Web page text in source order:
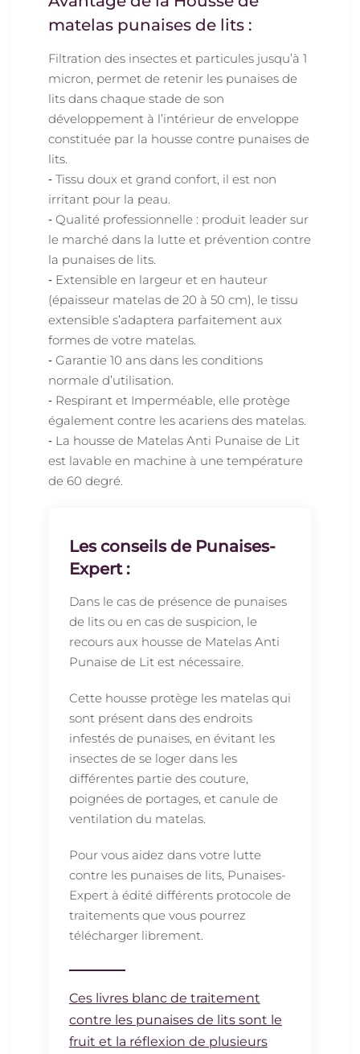
matelas punaises de lits :
Filtration des insectes et particules jusqu’à 1
micron, permet de retenir les punaises de
lits dans chaque stade de son
développement à l’intérieur de enveloppe
constituée par la housse contre punaises de
lits.
‐ Tissu doux et grand confort, il est non
irritant pour la peau.
‐ Qualité professionnelle : produit leader sur
le marché dans la lutte et prévention contre
la punaises de lits.
‐ Extensible en largeur et en hauteur
(épaisseur matelas de 20 à 50 cm), le tissu
extensible s’adaptera parfaitement aux
formes de votre matelas.
‐ Garantie 10 ans dans les conditions
normale d’utilisation.
‐ Respirant et Imperméable, elle protège
également contre les acariens des matelas.
‐ La housse de Matelas Anti Punaise de Lit
est lavable en machine à une température
de 60 degré.
Les conseils de Punaises-
Expert :
Dans le cas de présence de punaises
de lits ou en cas de suspicion, le
recours aux housse de Matelas Anti
Punaise de Lit est nécessaire.
Cette housse protège les matelas qui
sont présent dans des endroits
infestés de punaises, en évitant les
insectes de se loger dans les
différentes partie des couture,
poignées de portages, et canule de
ventilation du matelas.
Pour vous aidez dans votre lutte
contre les punaises de lits, Punaises-
Expert à édité différents protocole de
traitements que vous pourrez
télécharger librement.
Ces livres blanc de traitement
contre les punaises de lits sont le
fruit et la réflexion de plusieurs